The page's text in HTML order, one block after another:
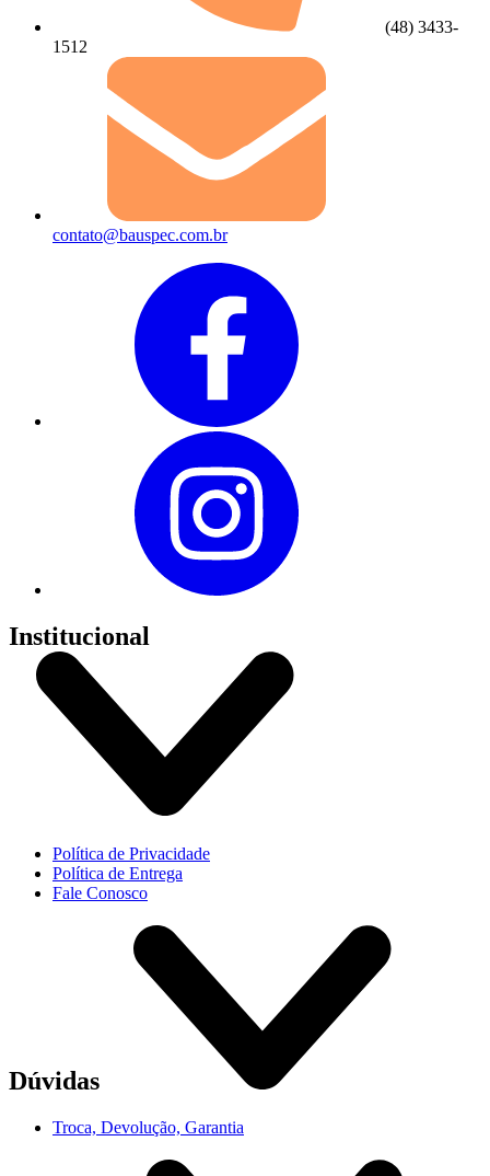
(48) 3433-
1512
contato@bauspec.com.br
Institucional
Política de Privacidade
Política de Entrega
Fale Conosco
Dúvidas
Troca, Devolução, Garantia